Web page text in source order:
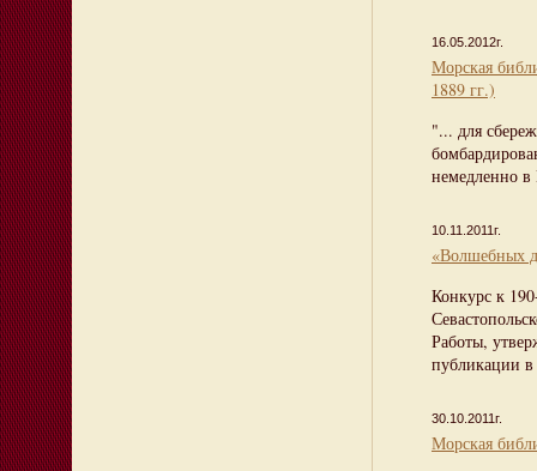
16.05.2012г.
Морская
1889 гг.)
"... для
немедленно
10.11.2011г.
«Волшебных
Конкурс к
Работы,
публикации
30.10.2011г.
Морская